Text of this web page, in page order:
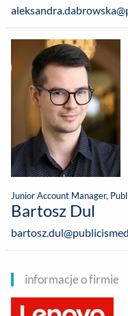
Junior Account Manager,
Bartosz Dul
informacje o firmie